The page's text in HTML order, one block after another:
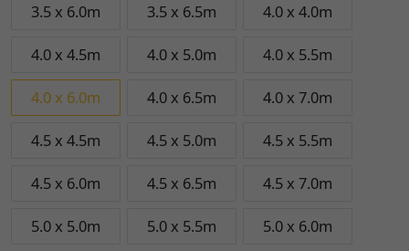
3.5 x 6.0m 3.5 x 6.5m 4.0 x 4.0m
4.0 x 4.5m 4.0 x 5.0m 4.0 x 5.5m
4.0 x 6.0m 4.0 x 6.5m 4.0 x 7.0m
4.5 x 4.5m 4.5 x 5.0m 4.5 x 5.5m
4.5 x 6.0m 4.5 x 6.5m 4.5 x 7.0m
5.0 x 5.0m 5.0 x 5.5m 5.0 x 6.0m